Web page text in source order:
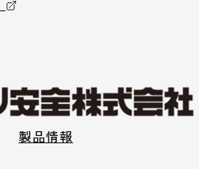
製品情報